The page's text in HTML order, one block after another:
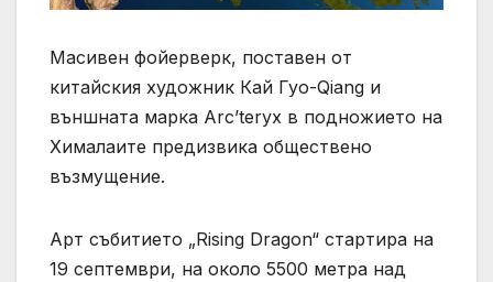
Масивен фойерверк, поставен от
китайския художник Кай Гуо-Qiang и
външната марка Arc’teryx в подножието на
Хималаите предизвика обществено
възмущение.
Арт събитието „Rising Dragon“ стартира на
19 септември, на около 5500 метра над